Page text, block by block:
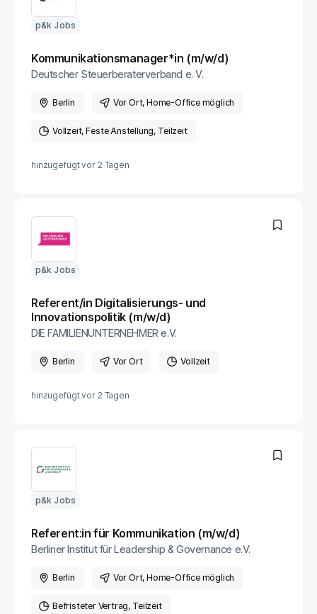
p&k Jobs
Kommunikationsmanager*in (m/w/d)
Deutscher Steuerberaterverband e. V.
Berlin Vor Ort, Home-Office möglich
Vollzeit Feste Anstellung Teilzeit
hinzugefügt vor 2 Tagen
p&k Jobs
Referent/in Digitalisierungs- und
Innovationspolitik (m/w/d)
DIE FAMILIENUNTERNEHMER e.V.
Berlin Vor Ort Vollzeit
hinzugefügt vor 2 Tagen
p&k Jobs
Referent:in für Kommunikation (m/w/d)
Berliner Institut für Leadership & Governance e.V.
Berlin Vor Ort, Home-Office möglich
Befristeter Vertrag Teilzeit